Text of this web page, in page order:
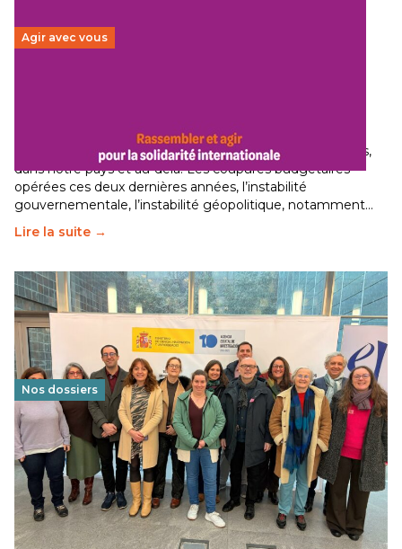
Agir avec vous
Le secteur humanitaire connaît des difficultés profondes,
dans notre pays et au-delà. Les coupures budgétaires
opérées ces deux dernières années, l’instabilité
gouvernementale, l’instabilité géopolitique, notamment…
Lire la suite →
Nos dossiers
Éducation au vivre-ensemble : un échange croisé
franco-espagnol pour changer d’approche
29 juin 2026-National
Cette année, l'UNSA Éducation a mené un projet Erasmus
soutenu par l'union Européenne et centré sur l'éducation
au vivre-ensemble : quelles différences entre la France…